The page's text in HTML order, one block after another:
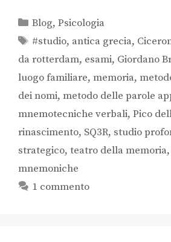
Blog,Psicologia
#studio, antica grecia,
da rotterdam, esami, Giordano
luogo familiare, memoria,
dei nomi, metodo delle parole
mnemotecniche verbali, Pico
rinascimento, SQ3R, studio
strategico, teatro della memoria,
mnemoniche
1 commento